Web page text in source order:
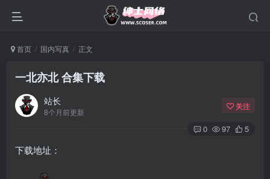
首页 国内写真 正文
一北亦北 合集下载
站长
8个月前更新
关注
0 97 5
下载地址：